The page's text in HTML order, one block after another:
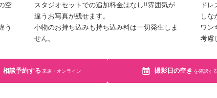
空
う
スタジオセットでの追加料金はなし!!雰囲気が
違うお写真が残せます。
小物のお持ち込みも持ち込み料は一切発生しま
せん。
ド
しな
ワン
考慮
相談予約する 来店・オンライン 撮影日の空き を確認す